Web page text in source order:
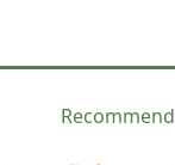
Recommend